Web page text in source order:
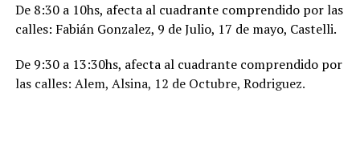
De 8:30 a 10hs, afecta al cuadrante comprendido por las
calles: Fabián Gonzalez, 9 de Julio, 17 de mayo, Castelli.
De 9:30 a 13:30hs, afecta al cuadrante comprendido por
las calles: Alem, Alsina, 12 de Octubre, Rodriguez.